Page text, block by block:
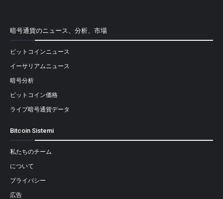
暗号通貨のニュース、分析、市場
ビットコインニュース
イーサリアムニュース
暗号分析
ビットコイン価格
ライブ暗号通貨データ
Bitcoin Sistemi
私たちのチーム
について
プライバシー
広告